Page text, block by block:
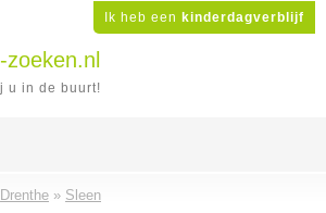
Ik heb een kinderdagverblijf
-zoeken.nl
u in de buurt!
Drenthe » Sleen